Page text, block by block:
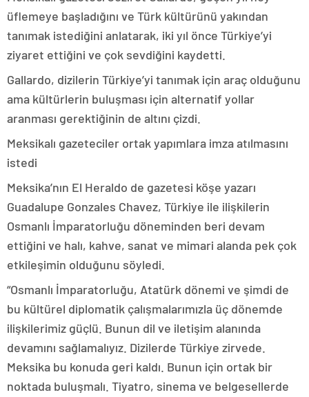
üflemeye başladığını ve Türk kültürünü yakından
tanımak istediğini anlatarak, iki yıl önce Türkiye’yi
ziyaret ettiğini ve çok sevdiğini kaydetti.
Gallardo, dizilerin Türkiye’yi tanımak için araç olduğunu
ama kültürlerin buluşması için alternatif yollar
aranması gerektiğinin de altını çizdi.
Meksikalı gazeteciler ortak yapımlara imza atılmasını
istedi
Meksika’nın El Heraldo de gazetesi köşe yazarı
Guadalupe Gonzales Chavez, Türkiye ile ilişkilerin
Osmanlı İmparatorluğu döneminden beri devam
ettiğini ve halı, kahve, sanat ve mimari alanda pek çok
etkileşimin olduğunu söyledi.
“Osmanlı İmparatorluğu, Atatürk dönemi ve şimdi de
bu kültürel diplomatik çalışmalarımızla üç dönemde
ilişkilerimiz güçlü. Bunun dil ve iletişim alanında
devamını sağlamalıyız. Dizilerde Türkiye zirvede.
Meksika bu konuda geri kaldı. Bunun için ortak bir
noktada buluşmalı. Tiyatro, sinema ve belgesellerde